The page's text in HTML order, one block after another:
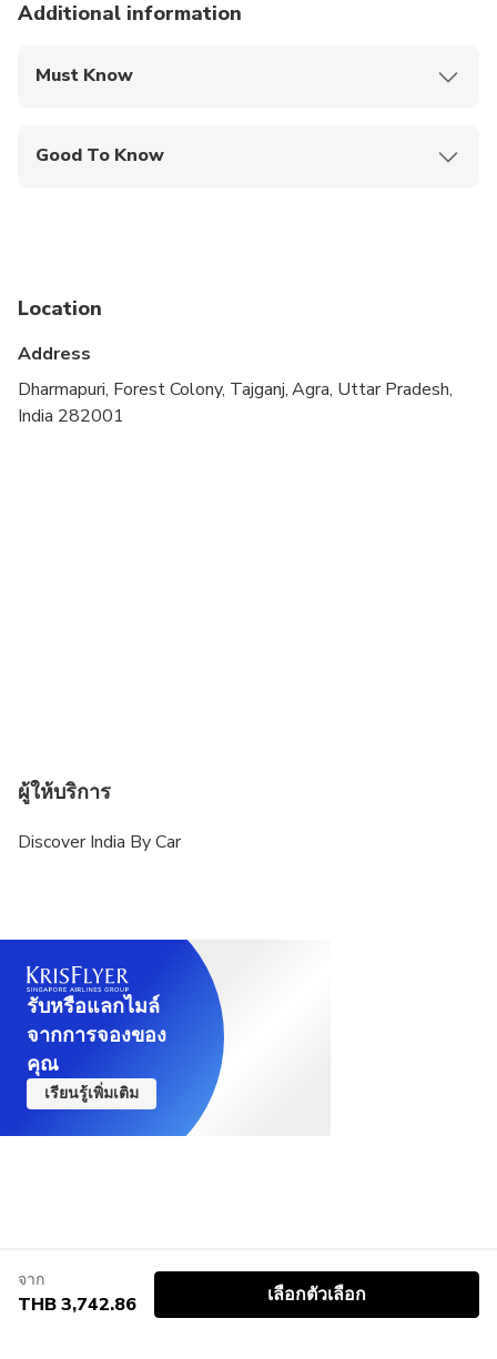
Additional information
Must Know
Good To Know
Public transportation options are available nearby
Transportation options are wheelchair accessible
Location
Address
Dharmapuri, Forest Colony, Tajganj, Agra, Uttar Pradesh,
India 282001
ผู้ให้บริการ
Discover India By Car
รับหรือแลกไมล์
จากการจองของ
คุณ
เรียนรู้เพิ่มเติม
จาก
THB 3,742.86 เลือกตัวเลือก